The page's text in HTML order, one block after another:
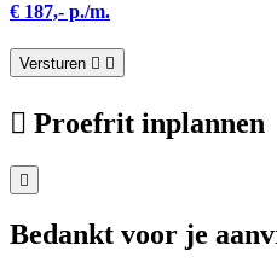
€ 187,- p./m.
Versturen
Proefrit inplannen
Bedankt voor je